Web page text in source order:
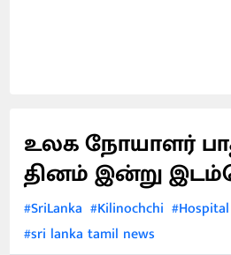
உலக நோயாளர்
தினம் இன்று
#SriLanka #Kilinochchi #Hospital
#sri lanka tamil news